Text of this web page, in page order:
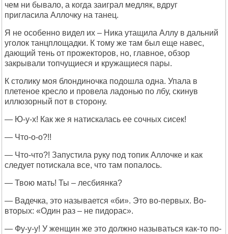
чем ни бывало, а когда заиграл медляк, вдруг
пригласила Аллочку на танец.
Я не особенно видел их – Ника утащила Аллу в дальний
уголок танцплощадки. К тому же там был еще навес,
дающий тень от прожекторов, но, главное, обзор
закрывали топчущиеся и кружащиеся пары.
К столику моя блондиночка подошла одна. Упала в
плетеное кресло и провела ладонью по лбу, скинув
иллюзорный пот в сторону.
— Ю-у-х! Как же я натискалась ее сочных сисек!
— Что-о-о?!!
— Что-что?! Запустила руку под топик Аллочке и как
следует потискала все, что там попалось.
— Твою мать! Ты – лесбиянка?
— Вадечка, это называется «би». Это во-первых. Во-
вторых: «Один раз – не пидорас».
— Фу-у-у! У женщин же это должно называться как-то по-